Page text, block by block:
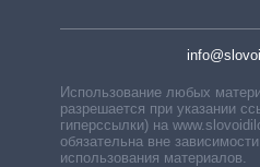
Использование любых
разрешается при указании
гиперссылки) на
обязательна вне
использования материалов.